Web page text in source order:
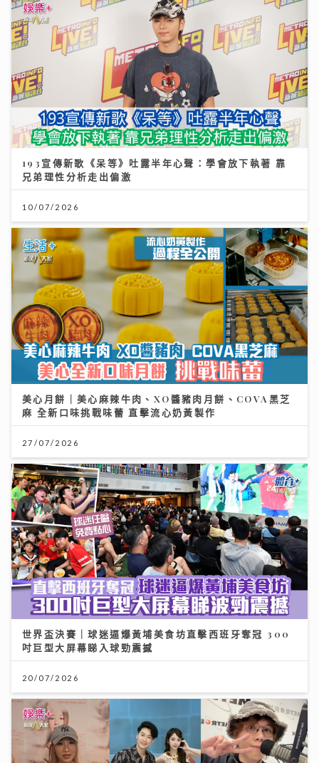
193宣傳新歌《呆等》吐露半年心聲：學會放下執著 靠
兄弟理性分析走出偏激
10/07/2026
美心月餅｜美心麻辣牛肉、XO醬豬肉月餅、COVA黑芝
麻 全新口味挑戰味蕾 直擊流心奶黃製作
27/07/2026
世界盃決賽｜球迷逼爆黃埔美食坊直擊西班牙奪冠 300
吋巨型大屏幕睇入球勁震撼
20/07/2026